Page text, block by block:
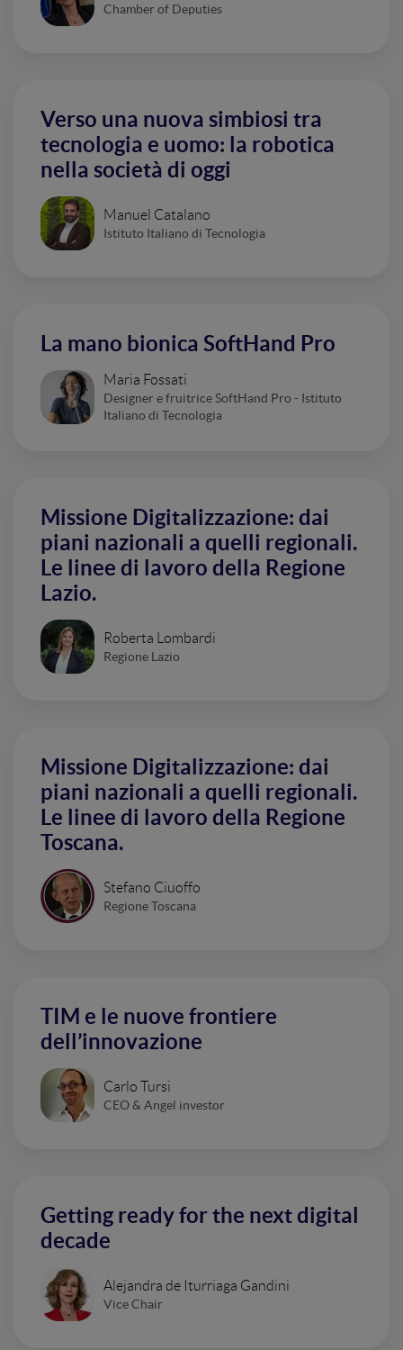
Chamber of Deputies
Verso una nuova simbiosi tra
tecnologia e uomo: la robotica
nella società di oggi
Manuel Catalano
Istituto Italiano di Tecnologia
La mano bionica SoftHand Pro
Maria Fossati
Designer e fruitrice SoftHand Pro - Istituto
Italiano di Tecnologia
Missione Digitalizzazione: dai
piani nazionali a quelli regionali.
Le linee di lavoro della Regione
Lazio.
Roberta Lombardi
Regione Lazio
Missione Digitalizzazione: dai
piani nazionali a quelli regionali.
Le linee di lavoro della Regione
Toscana.
Stefano Ciuoffo
Regione Toscana
TIM e le nuove frontiere
dell’innovazione
Carlo Tursi
CEO & Angel investor
Getting ready for the next digital
decade
Alejandra de Iturriaga Gandini
Vice Chair